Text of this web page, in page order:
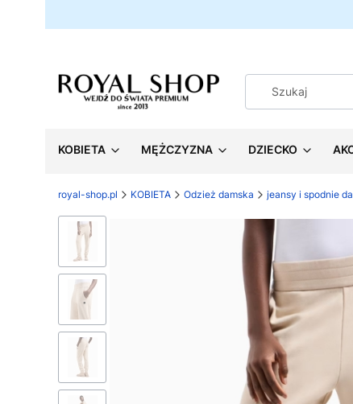
KOBIETA MĘŻCZYZNA DZIECKO
royal-shop.pl KOBIETA Odzież damska jeansy i spodnie